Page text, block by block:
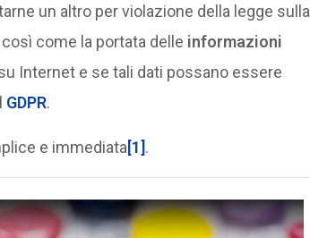
un altro per violazione della legge sulla
come la portata delle informazioni
Internet e se tali dati possano essere
GDPR.
e immediata[1].